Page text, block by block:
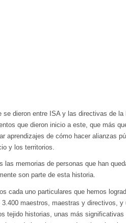
dieron entre ISA y las directivas de la
que dieron inicio a este, que más
aprendizajes de cómo hacer alianzas
y los territorios.
memorias de personas que han
son parte de esta historia.
cada uno particulares que hemos
maestros, maestras y directivos, y
tejido historias, unas más significativas